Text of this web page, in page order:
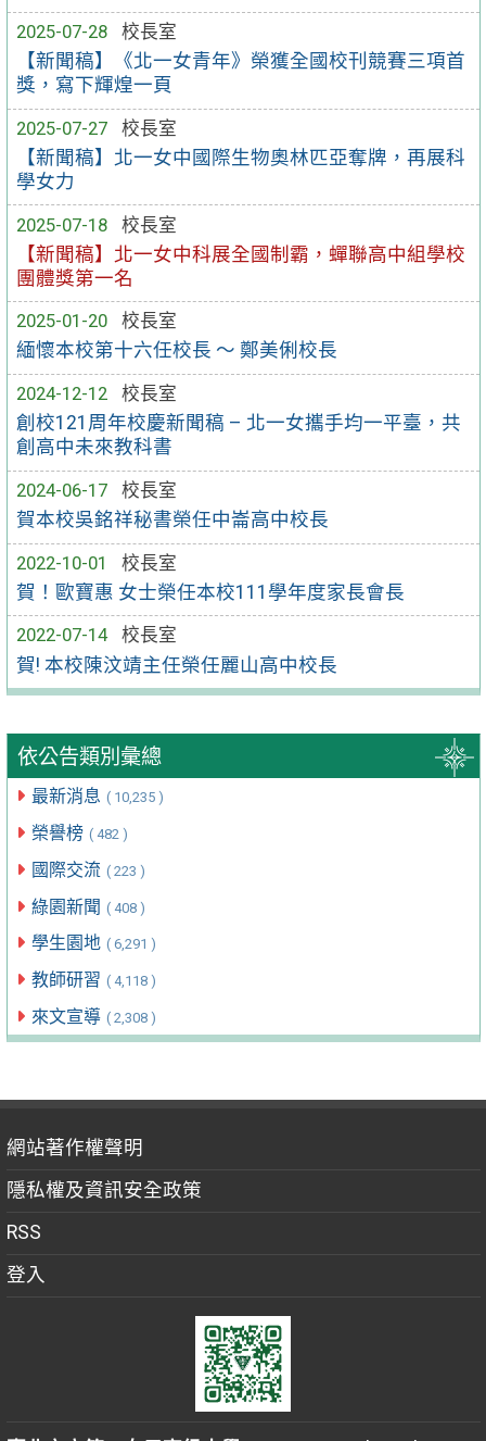
2025-07-28
校長室
【新聞稿】《北一女青年》榮獲全國校刊競賽三項首
獎，寫下輝煌一頁
2025-07-27
校長室
【新聞稿】北一女中國際生物奧林匹亞奪牌，再展科
學女力
2025-07-18
校長室
【新聞稿】北一女中科展全國制霸，蟬聯高中組學校
團體獎第一名
2025-01-20
校長室
緬懷本校第十六任校長 ～ 鄭美俐校長
2024-12-12
校長室
創校121周年校慶新聞稿 – 北一女攜手均一平臺，共
創高中未來教科書
2024-06-17
校長室
賀本校吳銘祥秘書榮任中崙高中校長
2022-10-01
校長室
賀！歐寶惠 女士榮任本校111學年度家長會長
2022-07-14
校長室
賀! 本校陳汶靖主任榮任麗山高中校長
依公告類別彙總
最新消息 ( 10,235 )
榮譽榜 ( 482 )
國際交流 ( 223 )
綠園新聞 ( 408 )
學生園地 ( 6,291 )
教師研習 ( 4,118 )
來文宣導 ( 2,308 )
網站著作權聲明
隱私權及資訊安全政策
RSS
登入